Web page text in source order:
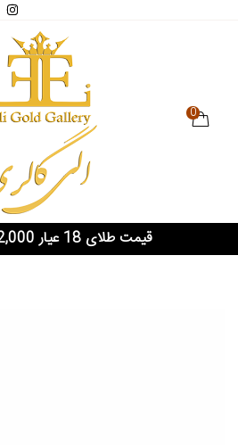
0
قیمت طلای 18 عیار 18,792,000 تومان